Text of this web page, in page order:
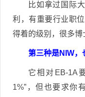
比如拿过国际
利，有重要行业职
得着的级别，很多博
第三种是NIW，
它相对EB-1A
1%”，但也要求你